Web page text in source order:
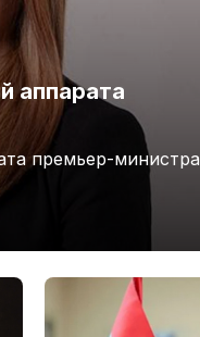
аппарата
премьер-министра